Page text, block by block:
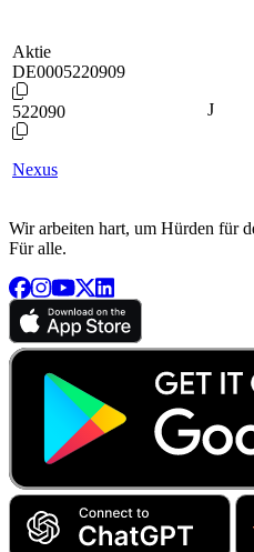
Aktie
DE0005220909
522090
Nexus
J
Wir arbeiten hart, um Hürden für
Für alle.